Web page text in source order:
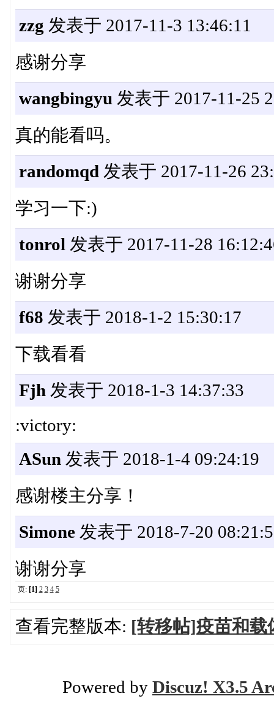
zzg 发表于 2017-11-3 13:46:11
感谢分享
wangbingyu 发表于 2017-11-25
真的能看吗。
randomqd 发表于 2017-11-26
学习一下:)
tonrol 发表于 2017-11-28
谢谢分享
f68 发表于 2018-1-2 15:30:17
下载看看
Fjh 发表于 2018-1-3 14:37:33
:victory:
ASun 发表于 2018-1-4 09:24:19
感谢楼主分享！
Simone发表于 2018-7-20
谢谢分享
页: [1] 2 3 4 5
查看完整版本: [转移帖]疫苗和载
Powered by Discuz! X3.5